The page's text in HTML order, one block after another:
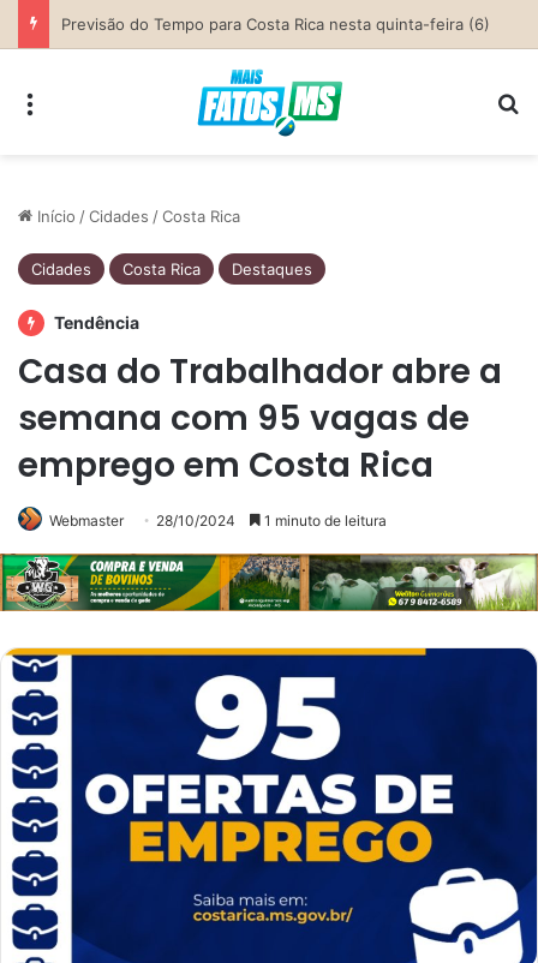
Parceria entre Costa Rica e Alcinópolis entrega ponte de concreto e fortalece infraestrutura na região das lavouras do Engano
Início /Cidades /Costa Rica
Cidades Costa Rica Destaques
Tendência
Casa do Trabalhador abre a
semana com 95 vagas de
emprego em Costa Rica
Webmaster 28/10/2024 1 minuto de leitura